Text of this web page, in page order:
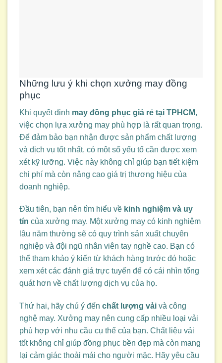
Những lưu ý khi chọn xưởng may đồng
phục
Khi quyết định may đồng phục giá rẻ tại TPHCM,
việc chọn lựa xưởng may phù hợp là rất quan trọng.
Để đảm bảo bạn nhận được sản phẩm chất lượng
và dịch vụ tốt nhất, có một số yếu tố cần được xem
xét kỹ lưỡng. Việc này không chỉ giúp bạn tiết kiệm
chi phí mà còn nâng cao giá trị thương hiệu của
doanh nghiệp.
Đầu tiên, bạn nên tìm hiểu về kinh nghiệm và uy
tín của xưởng may. Một xưởng may có kinh nghiệm
lâu năm thường sẽ có quy trình sản xuất chuyên
nghiệp và đội ngũ nhân viên tay nghề cao. Bạn có
thể tham khảo ý kiến từ khách hàng trước đó hoặc
xem xét các đánh giá trực tuyến để có cái nhìn tổng
quát hơn về chất lượng dịch vụ của họ.
Thứ hai, hãy chú ý đến chất lượng vải và công
nghệ may. Xưởng may nên cung cấp nhiều loại vải
phù hợp với nhu cầu cụ thể của bạn. Chất liệu vải
tốt không chỉ giúp đồng phục bền đẹp mà còn mang
lại cảm giác thoải mái cho người mặc. Hãy yêu cầu